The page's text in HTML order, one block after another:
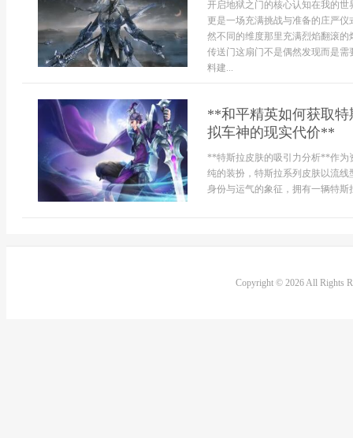
开启地狱之门的核心认知在我的
更是一场充满挑战与准备的庄严
然不同的维度那里充满烈焰翻滚
传送门这扇门不是偶然发现而是
料建...
**和平精英如何获取
拟车神的现实代价**
**特斯拉皮肤的吸引力分析**作为
纯的装扮，特斯拉系列皮肤以流
身份与运气的象征，拥有一辆特
Copyright © 2026 All Rights